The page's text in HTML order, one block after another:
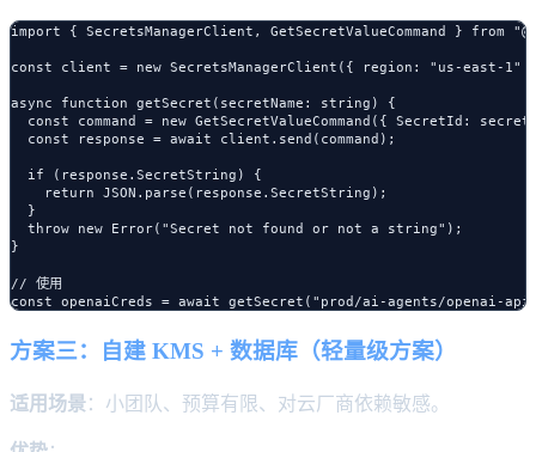
import { SecretsManagerClient, GetSecretValueCommand } from
const client = new SecretsManagerClient({ region: "us-east-1"
async function getSecret(secretName: string) {
const command = new GetSecretValueCommand({ SecretId:
  const response = await client.send(command);
  if (response.SecretString) {
    return JSON.parse(response.SecretString);
  }
  throw new Error("Secret not found or not a string");
}
// 使用
方案三：自建 KMS + 数据库（轻量级方案）
适用场景：小团队、预算有限、对云厂商依赖敏感。